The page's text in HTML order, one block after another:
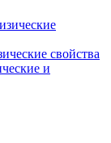
свойства
и